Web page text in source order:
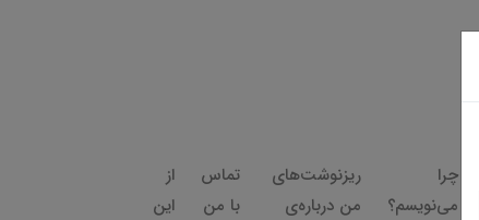
چرا
می‌نویسم؟
ریزنوشت‌های
من درباره‌ی
تماس
با من
از
این